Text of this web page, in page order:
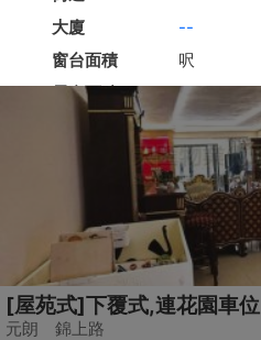
[屋苑式]下覆式,連花園車位
元朗 錦上路